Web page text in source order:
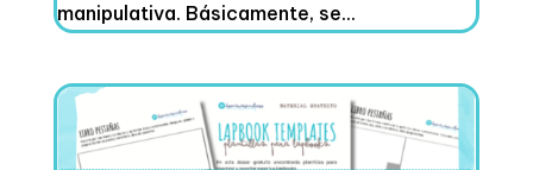
manipulativa. Básicamente, se...